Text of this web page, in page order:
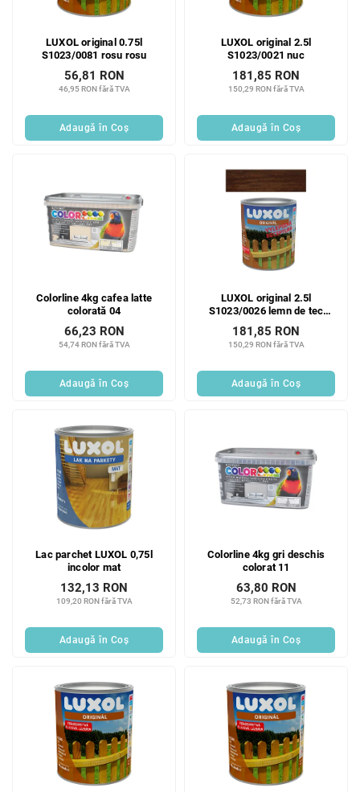
LUXOL original 0.75l
S1023/0081 rosu rosu
46,95 RON fără TVA
56,81 RON
Adaugă în Coş
LUXOL original 2.5l
S1023/0021 nuc
150,29 RON fără TVA
181,85 RON
Adaugă în Coş
Colorline 4kg cafea latte
colorată 04
54,74 RON fără TVA
66,23 RON
Adaugă în Coş
LUXOL original 2.5l
S1023/0026 lemn de tec
individual
150,29 RON fără TVA
181,85 RON
Adaugă în Coş
Lac parchet LUXOL 0,75l
incolor mat
109,20 RON fără TVA
132,13 RON
Adaugă în Coş
Colorline 4kg gri deschis
colorat 11
52,73 RON fără TVA
63,80 RON
Adaugă în Coş